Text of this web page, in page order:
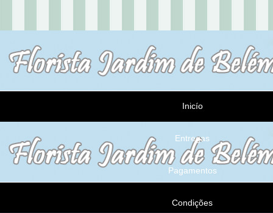
Inicío
Entregas
Pagamentos
Condições